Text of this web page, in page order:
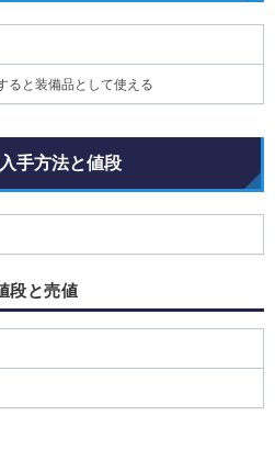
ると装備品として使える
手方法と値段
段と売値